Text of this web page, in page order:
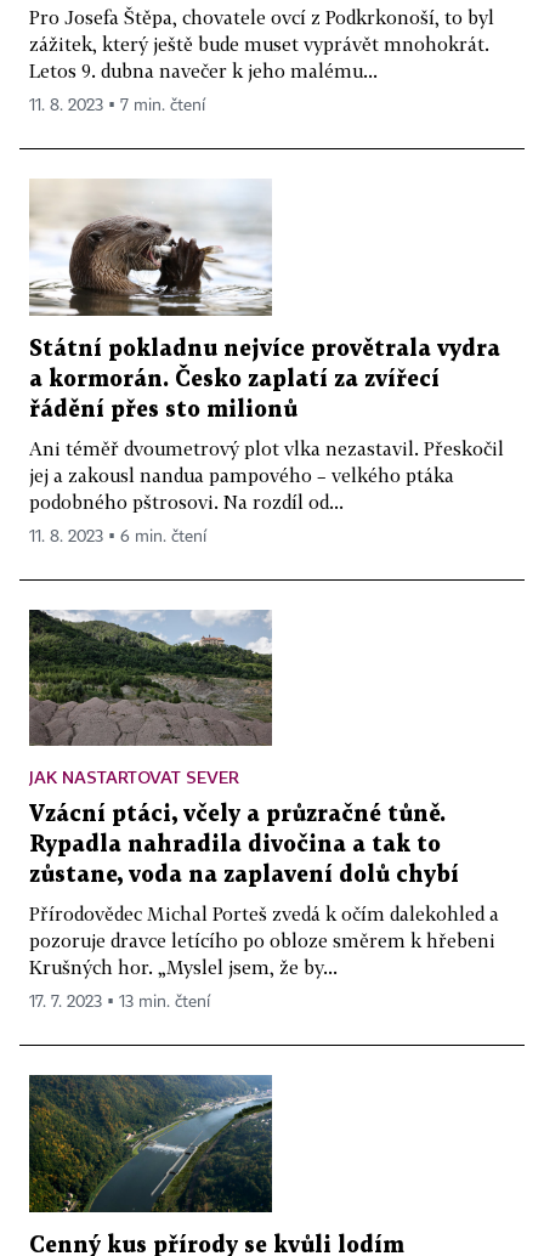
Pro Josefa Štěpa, chovatele ovcí z Podkrkonoší, to byl
zážitek, který ještě bude muset vyprávět mnohokrát.
Letos 9. dubna navečer k jeho malému...
11. 8. 2023 ▪ 7 min. čtení
Státní pokladnu nejvíce provětrala vydra
a kormorán. Česko zaplatí za zvířecí
řádění přes sto milionů
Ani téměř dvoumetrový plot vlka nezastavil. Přeskočil
jej a zakousl nandua pampového – velkého ptáka
podobného pštrosovi. Na rozdíl od...
11. 8. 2023 ▪ 6 min. čtení
JAK NASTARTOVAT SEVER
Vzácní ptáci, včely a průzračné tůně.
Rypadla nahradila divočina a tak to
zůstane, voda na zaplavení dolů chybí
Přírodovědec Michal Porteš zvedá k očím dalekohled a
pozoruje dravce letícího po obloze směrem k hřebeni
Krušných hor. „Myslel jsem, že by...
17. 7. 2023 ▪ 13 min. čtení
Cenný kus přírody se kvůli lodím